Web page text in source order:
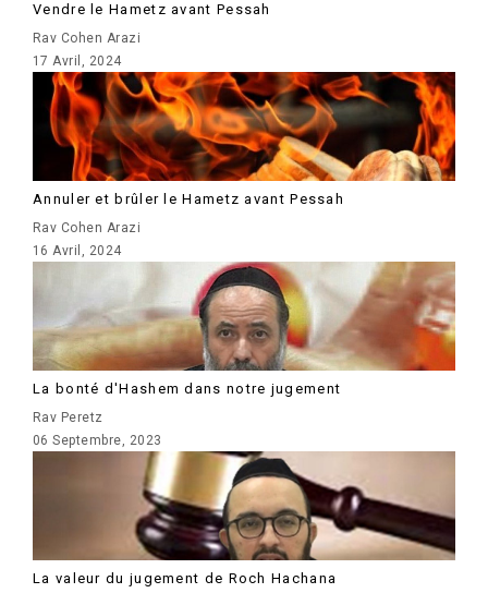
Vendre le Hametz avant Pessah
Rav Cohen Arazi
17 Avril, 2024
Annuler et brûler le Hametz avant Pessah
Rav Cohen Arazi
16 Avril, 2024
La bonté d'Hashem dans notre jugement
Rav Peretz
06 Septembre, 2023
La valeur du jugement de Roch Hachana